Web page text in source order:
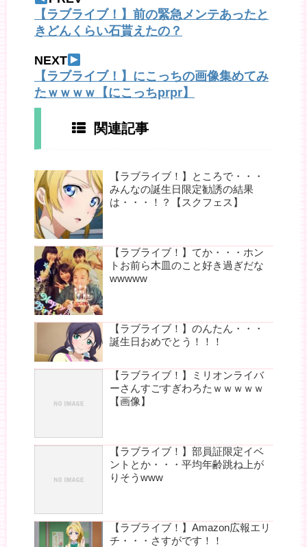
【ラブライブ！】前の緊急メンテあったと
きどんくらい石貰えたの？
NEXT
【ラブライブ！】にこっちの画像集めてみ
たｗｗｗｗ【にこっちprpr】
関連記事
【ラブライブ！】ところで・・・
みんなの誕生日限定勧誘の結果
は・・・！？【スクフェス】
【ラブライブ！】てか・・・ホン
トお前ら木皿のこと好き過ぎだな
wwwww
【ラブライブ！】のんたん・・・
誕生日おめでとう！！！
【ラブライブ！】ミリオンライバ
ーさんすごすぎわろたｗｗｗｗｗ
【画像】
【ラブライブ！】部員証限定イベ
ントとか・・・平均年齢跳ね上が
りそうwww
【ラブライブ！】Amazon広報エリ
チ・・・さすがです！！